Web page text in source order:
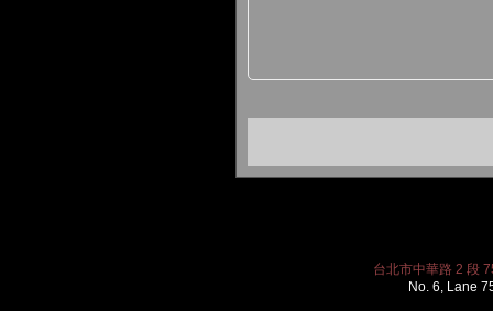
台北市中華路 2 段
No. 6, Lane